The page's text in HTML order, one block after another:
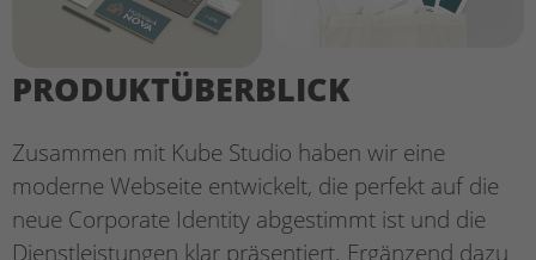
PRODUKTÜBERBLICK
Zusammen mit Kube Studio haben wir eine
moderne Webseite entwickelt, die perfekt auf die
neue Corporate Identity abgestimmt ist und die
Dienstleistungen klar präsentiert. Ergänzend dazu